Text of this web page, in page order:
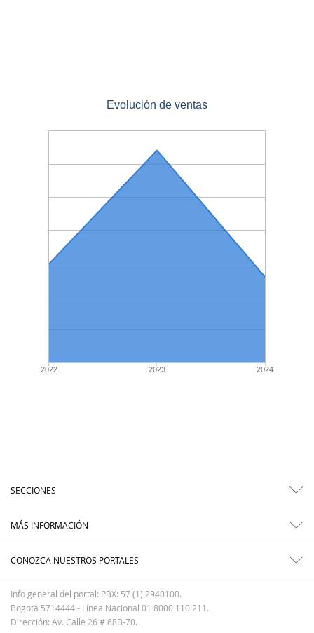
Evolución de ventas
2022 2023 2024
SECCIONES
MÁS INFORMACIÓN
CONOZCA NUESTROS PORTALES
Info general del portal: PBX: 57 (1) 2940100.
Bogotá 5714444 - Línea Nacional 01 8000 110 211.
Dirección: Av. Calle 26 # 68B-70.